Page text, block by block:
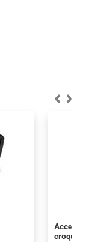
Accessoires
croque-